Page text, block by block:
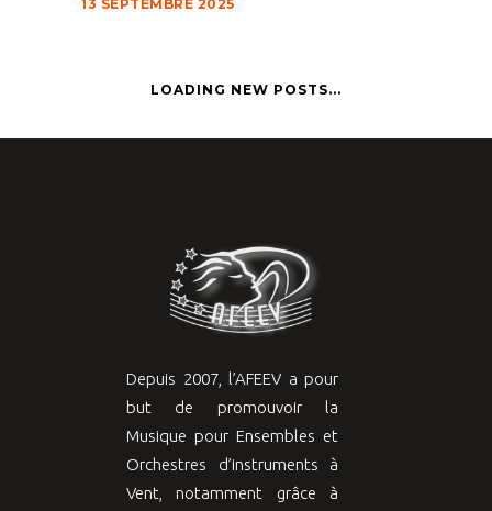
13 SEPTEMBRE 2025
LOADING NEW POSTS...
Depuis 2007, l’AFEEV a pour
but de promouvoir la
Musique pour Ensembles et
Orchestres d’instruments à
Vent, notamment grâce à